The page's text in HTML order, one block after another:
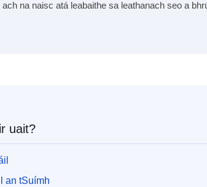
na naisc atá leabaithe sa leathanach seo a
uait?
an tSuímh